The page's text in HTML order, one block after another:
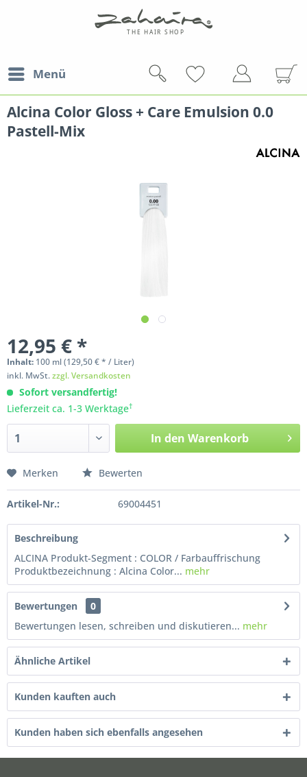
Menü
Alcina Color Gloss + Care Emulsion 0.0
Pastell-Mix
12,95 € *
Inhalt: 100 ml(129,50 € * / Liter)
inkl. MwSt.zzgl. Versandkosten
Sofort versandfertig!
Lieferzeit ca. 1-3 Werktage†
In den Warenkorb
Merken Bewerten
Artikel-Nr.: 69004451
Beschreibung
ALCINA Produkt-Segment : COLOR / Farbauffrischung
Produktbezeichnung : Alcina Color... mehr
Bewertungen
0
Bewertungen lesen, schreiben und diskutieren... mehr
Ähnliche Artikel
Kunden kauften auch
Kunden haben sich ebenfalls angesehen